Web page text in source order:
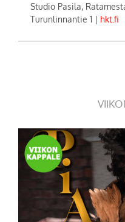
Studio Pasila,
Turunlinnantie 1 | hkt.fi